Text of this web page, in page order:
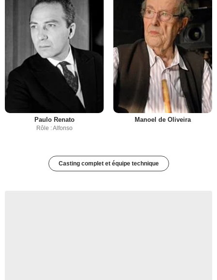
Paulo Renato
Rôle : Alfonso
Manoel de Oliveira
Casting complet et équipe technique